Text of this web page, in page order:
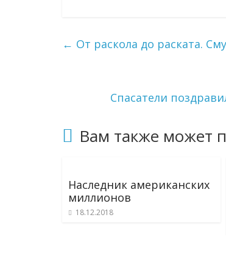
← От раскола до раската.
Спасатели
Вам также может
Наследник американских
миллионов
18.12.2018